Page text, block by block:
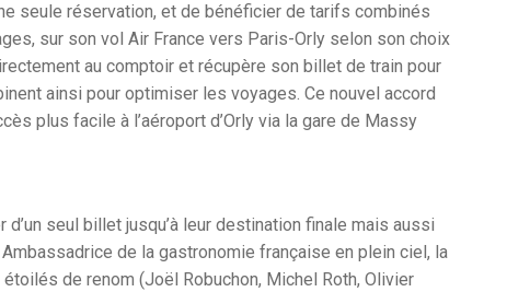
seule réservation, et de bénéficier de tarifs combinés
sur son vol Air France vers Paris-Orly selon son choix
au comptoir et récupère son billet de train pour
ainsi pour optimiser les voyages. Ce nouvel accord
plus facile à l’aéroport d’Orly via la gare de Massy
seul billet jusqu’à leur destination finale mais aussi
de la gastronomie française en plein ciel, la
de renom (Joël Robuchon, Michel Roth, Olivier